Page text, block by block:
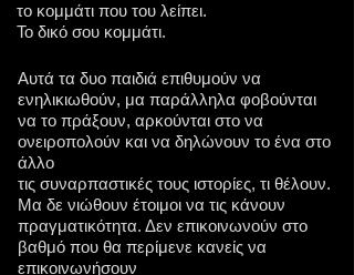
το κομμάτι που του λείπει.
Το δικό σου κομμάτι.
Αυτά τα δυο παιδιά επιθυμούν να
ενηλικιωθούν, μα παράλληλα φοβούνται
να το πράξουν, αρκούνται στο να
ονειροπολούν και να δηλώνουν το ένα στο
άλλο
τις συναρπαστικές τους ιστορίες, τι θέλουν.
Μα δε νιώθουν έτοιμοι να τις κάνουν
πραγματικότητα. Δεν επικοινωνούν στο
βαθμό που θα περίμενε κανείς να
επικοινωνήσουν